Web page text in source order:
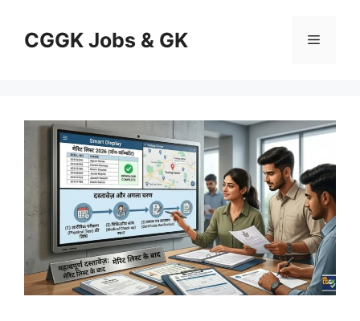
contentCGGK Jobs & GK Menu